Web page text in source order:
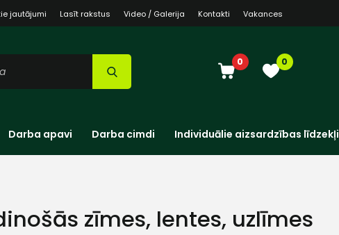
jautājumi Lasīt rakstus Video / Galerija Kontakti Vakances
0 0
Darba apavi Darba cimdi Individuālie aizsardzības līdzekļi
zīmes, lentes, uzlīmes